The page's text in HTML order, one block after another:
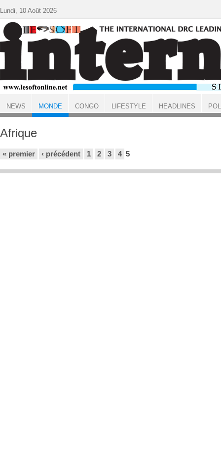
ACCUEIL MONDE
Afrique
« premier ‹ précédent 1 2 3 4 5
Lundi, 10 Août 2026
NEWS MONDE CONGO LIFESTYLE HEADLINES